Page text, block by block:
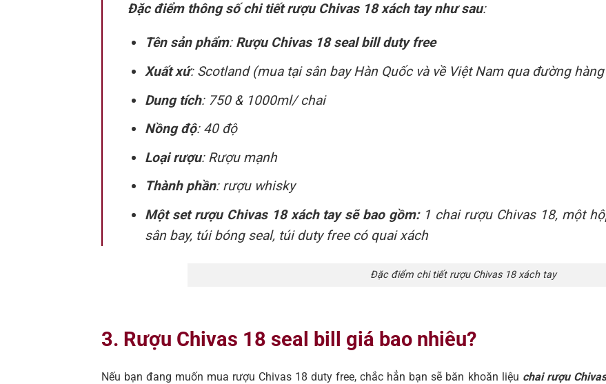
Đặc điểm thông số chi tiết rượu Chivas 18 xách tay như sau:
Tên sản phẩm: Rượu Chivas 18 seal bill duty free
Xuất xứ: Scotland (mua tại sân bay Hàn Quốc và về Việt Nam qua đường
Dung tích: 750 & 1000ml/ chai
Nồng độ: 40 độ
Loại rượu: Rượu mạnh
Thành phần: rượu whisky
Một set rượu Chivas 18 xách tay sẽ bao gồm: 1 chai rượu Chivas 18, một
sân bay, túi bóng seal, túi duty free có quai xách
Đặc điểm chi tiết rượu Chivas 18 xách tay
3. Rượu Chivas 18 seal bill giá bao nhiêu?
Nếu bạn đang muốn mua rượu Chivas 18 duty free, chắc hẳn bạn sẽ băn khoăn liệu chai rượu